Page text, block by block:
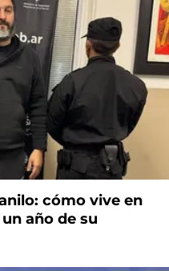
cómo vive en
año de su